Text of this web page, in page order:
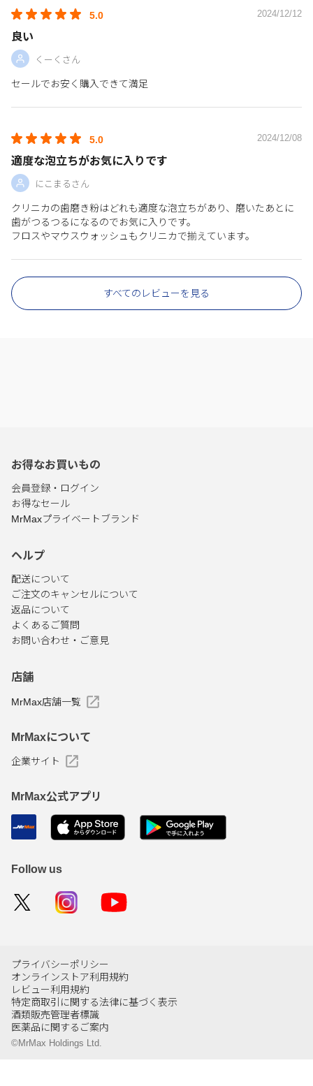
5.0 2024/12/12
良い
くーくさん
セールでお安く購入できて満足
5.0 2024/12/08
適度な泡立ちがお気に入りです
にこまるさん
クリニカの歯磨き粉はどれも適度な泡立ちがあり、磨いたあとに
歯がつるつるになるのでお気に入りです。
フロスやマウスウォッシュもクリニカで揃えています。
すべてのレビューを見る
お得なお買いもの
会員登録・ログイン
お得なセール
MrMaxプライベートブランド
ヘルプ
配送について
ご注文のキャンセルについて
返品について
よくあるご質問
お問い合わせ・ご意見
店舗
MrMax店舗一覧
MrMaxについて
企業サイト
MrMax公式アプリ
Follow us
プライバシーポリシー
オンラインストア利用規約
レビュー利用規約
特定商取引に関する法律に基づく表示
酒類販売管理者標識
医薬品に関するご案内
©MrMax Holdings Ltd.